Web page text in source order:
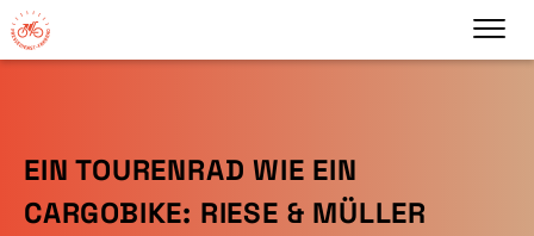
EIN TOURENRAD WIE EIN
CARGOBIKE: RIESE & MÜLLER